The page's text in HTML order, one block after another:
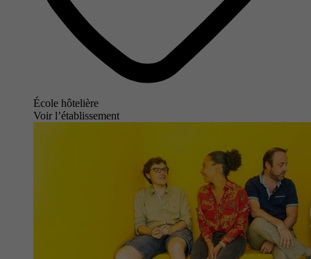
École hôtelière
Voir l’établissement